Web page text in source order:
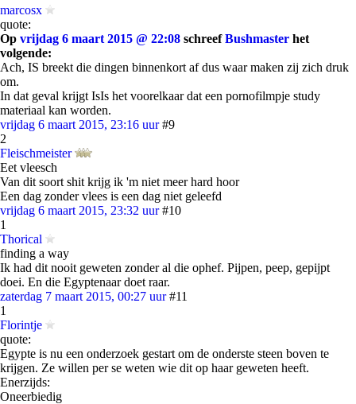
marcosx
quote:
Op vrijdag 6 maart 2015 @ 22:08 schreefBushmaster het
volgende:
Ach, IS breekt die dingen binnenkort af dus waar maken zij zich druk
om.
In dat geval krijgt IsIs het voorelkaar dat een pornofilmpje study
materiaal kan worden.
vrijdag 6 maart 2015, 23:16 uur #9
2
Fleischmeister
Eet vleesch
Van dit soort shit krijg ik 'm niet meer hard hoor
Een dag zonder vlees is een dag niet geleefd
vrijdag 6 maart 2015, 23:32 uur #10
1
Thorical
finding a way
Ik had dit nooit geweten zonder al die ophef. Pijpen, peep, gepijpt
doei. En die Egyptenaar doet raar.
zaterdag 7 maart 2015, 00:27 uur #11
1
Florintje
quote:
Egypte is nu een onderzoek gestart om de onderste steen boven te
krijgen. Ze willen per se weten wie dit op haar geweten heeft.
Enerzijds:
Oneerbiedig